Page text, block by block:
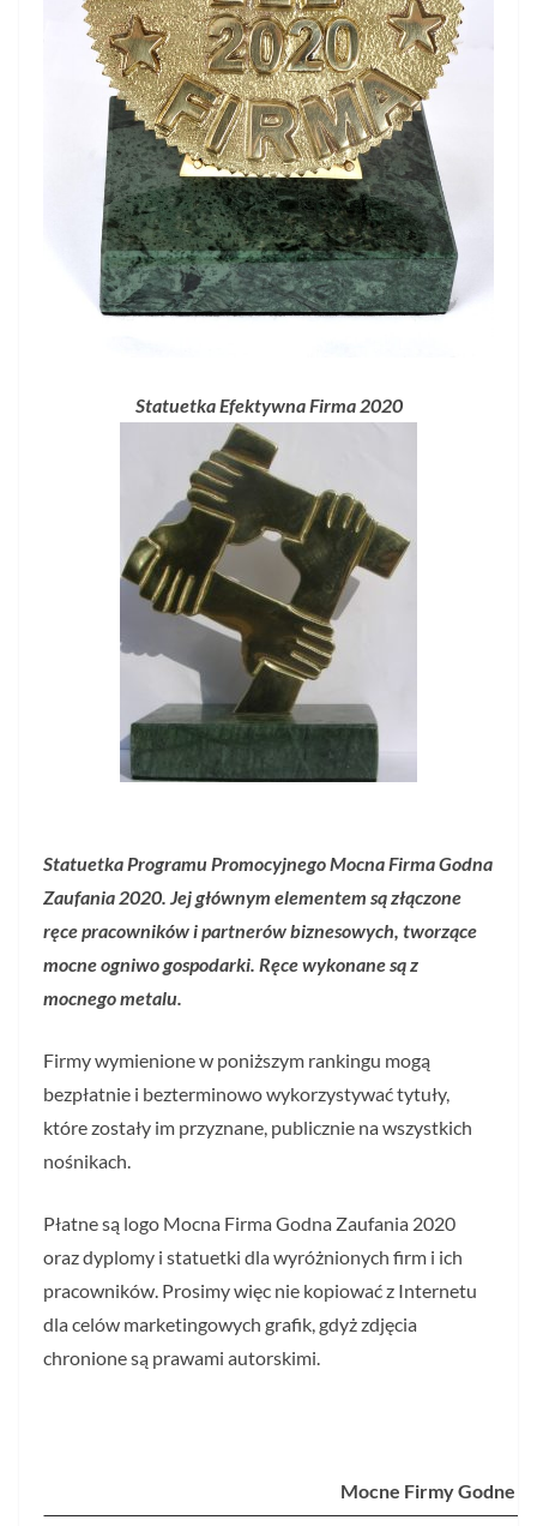
Statuetka Efektywna Firma 2020
Statuetka Programu Promocyjnego Mocna Firma Godna
Zaufania 2020. Jej głównym elementem są złączone
ręce pracowników i partnerów biznesowych, tworzące
mocne ogniwo gospodarki. Ręce wykonane są z
mocnego metalu.
Firmy wymienione w poniższym rankingu mogą
bezpłatnie i bezterminowo wykorzystywać tytuły,
które zostały im przyznane, publicznie na wszystkich
nośnikach.
Płatne są logo Mocna Firma Godna Zaufania 2020
oraz dyplomy i statuetki dla wyróżnionych firm i ich
pracowników. Prosimy więc nie kopiować z Internetu
dla celów marketingowych grafik, gdyż zdjęcia
chronione są prawami autorskimi.
Mocne Firmy Godne